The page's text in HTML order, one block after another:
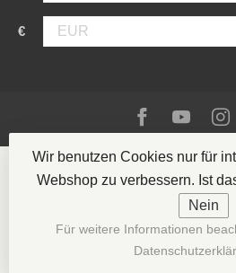
€
© Copyright 2026 La Casa del
Lightspeed- Theme by
Wir benutzen Cookies nur für
Webshop zu verbessern. Ist
Nein
Für weitere Informationen